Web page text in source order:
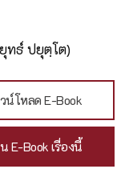
ทธ์ ปยุตฺโต)
น์โหลด E-Book
E-Book เรื่องนี้